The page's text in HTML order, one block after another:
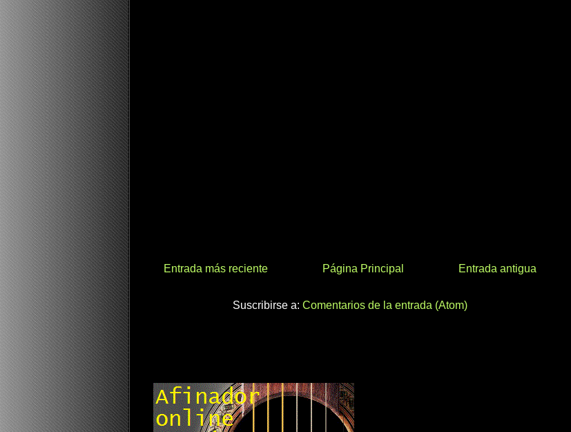
Entrada más reciente Entrada antigua
Página Principal
Suscribirse a: Comentarios de la entrada (Atom)